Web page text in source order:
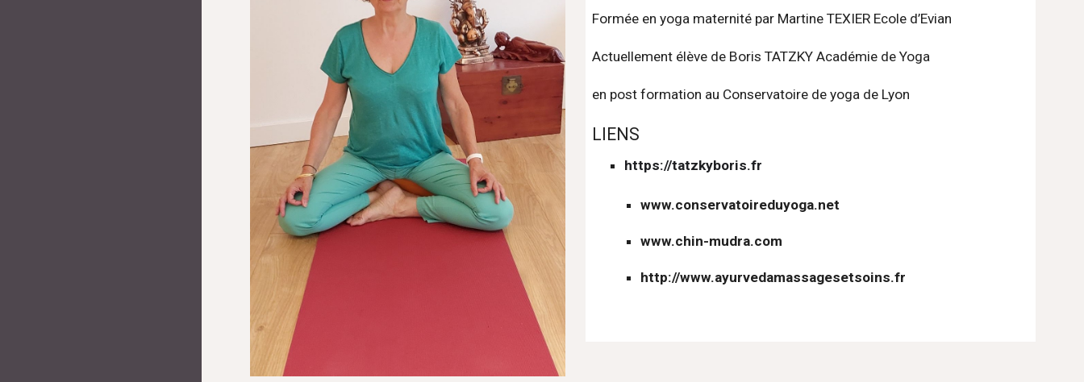
Formée en yoga maternité par Martine TEXIER Ecole d’Evian
Actuellement élève de Boris TATZKY Académie de Yoga
en post formation au Conservatoire de yoga de Lyon
LIENS
https://tatzkyboris.fr
www.conservatoireduyoga.net
www.chin-mudra.com
http://www.ayurvedamassagesetsoins.fr